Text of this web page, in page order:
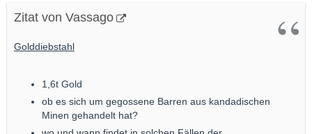
Zitat von Vassago
Golddiebstahl
1,6t Gold
ob es sich um gegossene Barren aus kandadischen
Minen gehandelt hat?